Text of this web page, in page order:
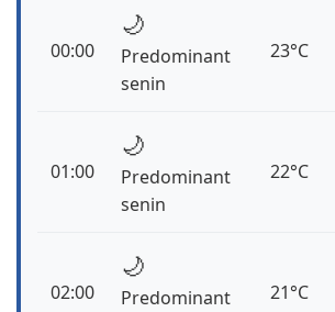
00:00
🌙
Predominant
senin
23°C
01:00
🌙
Predominant
senin
22°C
02:00
🌙
Predominant
21°C